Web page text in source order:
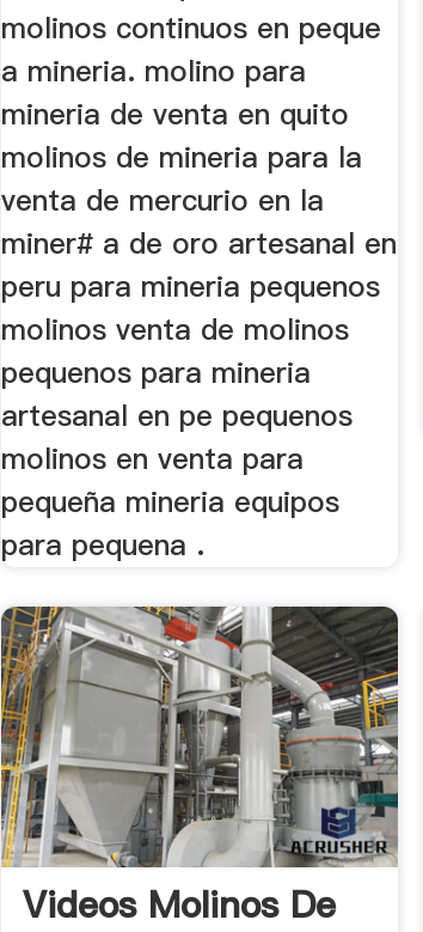
molinos continuos en peque
a mineria. molino para
mineria de venta en quito
molinos de mineria para la
venta de mercurio en la
miner# a de oro artesanal en
peru para mineria pequenos
molinos venta de molinos
pequenos para mineria
artesanal en pe pequenos
molinos en venta para
pequeña mineria equipos
para pequena .
Videos Molinos De